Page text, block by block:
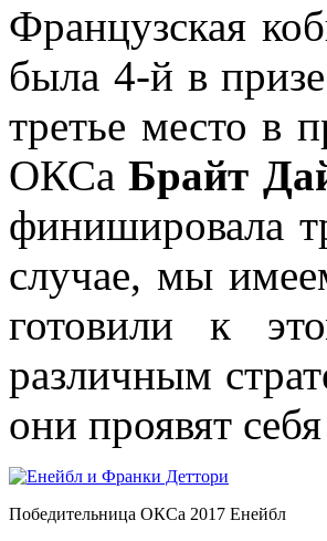
Французская
была 4-й в
третье место в
ОКСаБрайт
финишировала
случае, мы
готовили к
различным
они проявят
Победительница ОКСа 2017 Енейбл